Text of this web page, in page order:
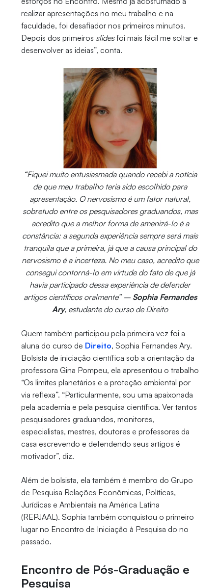
realizar apresentações no meu trabalho e na
faculdade, foi desafiador nos primeiros minutos.
Depois dos primeiros slidesfoi mais fácil me soltar e
desenvolver as ideias”, conta.
“Fiquei muito entusiasmada quando recebi a notícia
de que meu trabalho teria sido escolhido para
apresentação. O nervosismo é um fator natural,
sobretudo entre os pesquisadores graduandos, mas
acredito que a melhor forma de amenizá-lo é a
constância: a segunda experiência sempre será mais
tranquila que a primeira, já que a causa principal do
nervosismo é a incerteza. No meu caso, acredito que
consegui contorná-lo em virtude do fato de que já
havia participado dessa experiência de defender
artigos científicos oralmente” – Sophia Fernandes
Ary, estudante do curso de Direito
Quem também participou pela primeira vez foi a
aluna do curso de Direito, Sophia Fernandes Ary.
Bolsista de iniciação científica sob a orientação da
professora Gina Pompeu, ela apresentou o trabalho
“Os limites planetários e a proteção ambiental por
via reflexa”. “Particularmente, sou uma apaixonada
pela academia e pela pesquisa científica. Ver tantos
pesquisadores graduandos, monitores,
especialistas, mestres, doutores e professores da
casa escrevendo e defendendo seus artigos é
motivador”, diz.
Além de bolsista, ela também é membro do Grupo
de Pesquisa Relações Econômicas, Políticas,
Jurídicas e Ambientais na América Latina
(REPJAAL). Sophia também conquistou o primeiro
lugar no Encontro de Iniciação à Pesquisa do no
passado.
Encontro de Pós-Graduação e
Pesquisa